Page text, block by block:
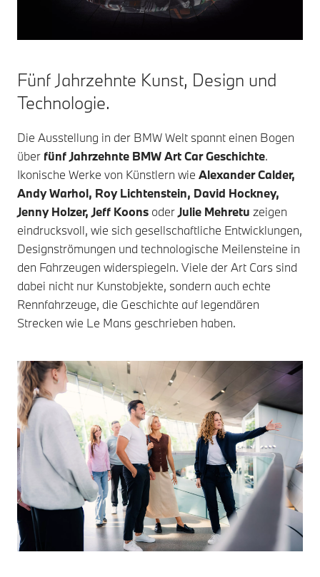
Fünf Jahrzehnte Kunst, Design und
Technologie.
Die Ausstellung in der BMW Welt spannt einen Bogen
über fünf Jahrzehnte BMW Art Car Geschichte.
Ikonische Werke von Künstlern wie Alexander Calder,
Andy Warhol, Roy Lichtenstein, David Hockney,
Jenny Holzer, Jeff Koons oder Julie Mehretu zeigen
eindrucksvoll, wie sich gesellschaftliche Entwicklungen,
Designströmungen und technologische Meilensteine in
den Fahrzeugen widerspiegeln. Viele der Art Cars sind
dabei nicht nur Kunstobjekte, sondern auch echte
Rennfahrzeuge, die Geschichte auf legendären
Strecken wie Le Mans geschrieben haben.